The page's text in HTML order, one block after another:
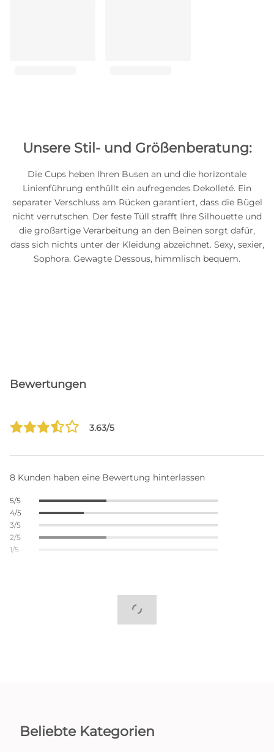
Unsere Stil- und Größenberatung:
Die Cups heben Ihren Busen an und die horizontale
Linienführung enthüllt ein aufregendes Dekolleté. Ein
separater Verschluss am Rücken garantiert, dass die Bügel
nicht verrutschen. Der feste Tüll strafft Ihre Silhouette und
die großartige Verarbeitung an den Beinen sorgt dafür,
dass sich nichts unter der Kleidung abzeichnet. Sexy, sexier,
Sophora. Gewagte Dessous, himmlisch bequem.
Bewertungen
3.63/5
8 Kunden haben eine Bewertung hinterlassen
5/5
4/5
3/5
2/5
1/5
Beliebte Kategorien